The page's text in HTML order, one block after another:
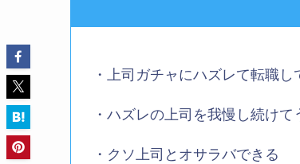
・上司ガチャにハズレて転職
・ハズレの上司を我慢し続け
・クソ上司とオサラバできる